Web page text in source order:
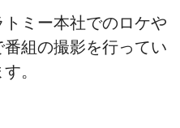
ミー本社でのロケや
組の撮影を行ってい
。